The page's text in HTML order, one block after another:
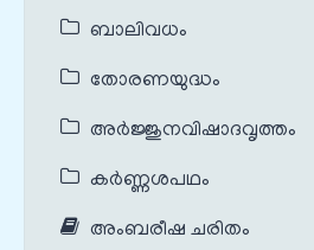
ബാലിവധം
തോരണയുദ്ധം
അർജ്ജുനവിഷാദവൃത്തം
കർണ്ണശപഥം
അംബരീഷ ചരിതം